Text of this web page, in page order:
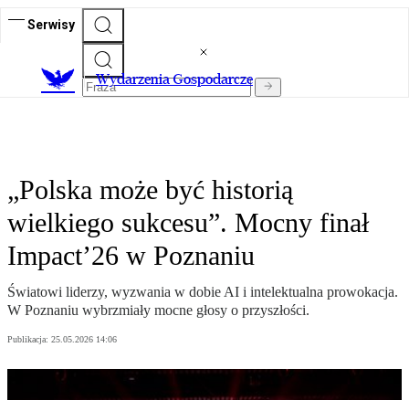
Serwisy
Wydarzenia Gospodarcze
„Polska może być historią
wielkiego sukcesu”. Mocny finał
Impact’26 w Poznaniu
Światowi liderzy, wyzwania w dobie AI i intelektualna prowokacja.
W Poznaniu wybrzmiały mocne głosy o przyszłości.
Publikacja: 25.05.2026 14:06